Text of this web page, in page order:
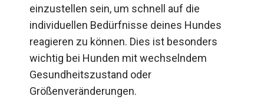
einzustellen sein, um schnell auf die
individuellen Bedürfnisse deines Hundes
reagieren zu können. Dies ist besonders
wichtig bei Hunden mit wechselndem
Gesundheitszustand oder
Größenveränderungen.